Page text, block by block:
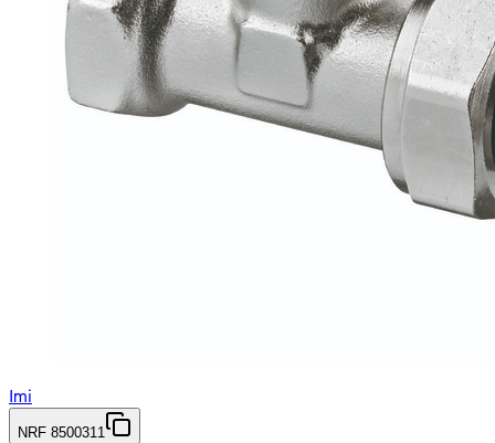
Imi
NRF 8500311